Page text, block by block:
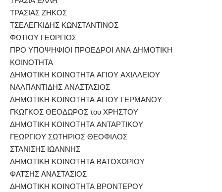
ΤΡΑΣΙΑΣ ΖΗΚΟΣ
ΤΣΕΛΕΓΚΙΔΗΣ ΚΩΝΣΤΑΝΤΙΝΟΣ
ΦΩΤΙΟΥ ΓΕΩΡΓΙΟΣ
ΠΡΟ ΥΠΟΨΗΦΙΟΙ ΠΡΟΕΔΡΟΙ ΑΝΑ ΔΗΜΟΤΙΚΗ
ΚΟΙΝΟΤΗΤΑ
ΔΗΜΟΤΙΚΗ ΚΟΙΝΟΤΗΤΑ ΑΓΙΟΥ ΑΧΙΛΛΕΙΟΥ
ΝΑΛΠΑΝΤΙΔΗΣ ΑΝΑΣΤΑΣΙΟΣ
ΔΗΜΟΤΙΚΗ ΚΟΙΝΟΤΗΤΑ ΑΓΙΟΥ ΓΕΡΜΑΝΟΥ
ΓΚΩΓΚΟΣ ΘΕΟΔΩΡΟΣ του ΧΡΗΣΤΟΥ
ΔΗΜΟΤΙΚΗ ΚΟΙΝΟΤΗΤΑ ΑΝΤΑΡΤΙΚΟΥ
ΓΕΩΡΓΙΟΥ ΣΩΤΗΡΙΟΣ ΘΕΟΦΙΛΟΣ
ΣΤΑΝΙΣΗΣ ΙΩΑΝΝΗΣ
ΔΗΜΟΤΙΚΗ ΚΟΙΝΟΤΗΤΑ ΒΑΤΟΧΩΡΙΟΥ
ΦΑΤΣΗΣ ΑΝΑΣΤΑΣΙΟΣ
ΔΗΜΟΤΙΚΗ ΚΟΙΝΟΤΗΤΑ ΒΡΟΝΤΕΡΟΥ